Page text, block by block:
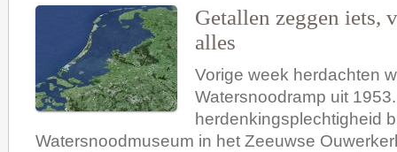
Getallen zeggen iets,
alles
Vorige week herdachten
Watersnoodramp uit
herdenkingsplechtigheid
Watersnoodmuseum in het Zeeuwse